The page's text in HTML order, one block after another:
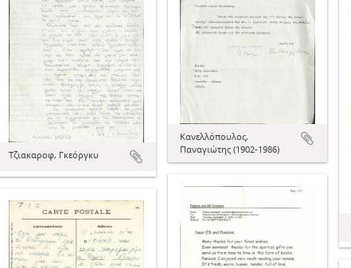
Κανελλόπουλος,
Παναγιώτης (1902-1986)
Τζιακαροφ, Γκεόργκυ